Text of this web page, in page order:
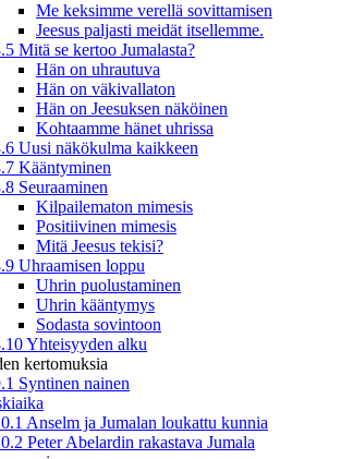
Me keksimme verellä sovittamisen
Jeesus paljasti meidät itsellemme.
Mitä se kertoo Jumalasta?
Hän on uhrautuva
Hän on väkivallaton
Hän on Jeesuksen näköinen
Kohtaamme hänet uhrissa
Uusi näkökulma kaikkeen
Kääntyminen
Seuraaminen
Kilpailematon mimesis
Positiivinen mimesis
Mitä Jeesus tekisi?
Uhraamisen loppu
Uhrin puolustaminen
Uhrin kääntymys
Sodasta sovintoon
Yhteisyyden alku
kertomuksia
Syntinen nainen
Anselm ja Jumalan loukattu kunnia
Peter Abelardin rakastava Jumala